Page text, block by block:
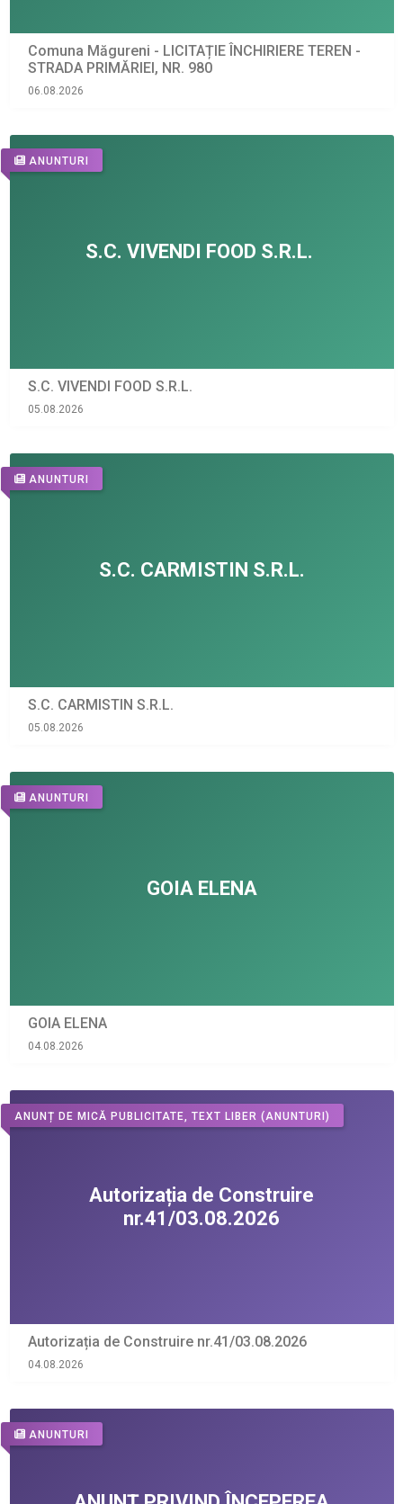
Comuna Măgureni - LICITAȚIE ÎNCHIRIERE TEREN -
STRADA PRIMĂRIEI, NR. 980
06.08.2026
ANUNTURI
S.C. VIVENDI FOOD S.R.L.
05.08.2026
ANUNTURI
S.C. CARMISTIN S.R.L.
05.08.2026
ANUNTURI
GOIA ELENA
04.08.2026
ANUNȚ DE MICĂ PUBLICITATE, TEXT LIBER (ANUNTURI)
Autorizația de Construire nr.41/03.08.2026
04.08.2026
ANUNTURI